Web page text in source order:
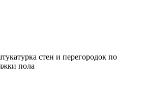
стен и перегородок по
пола